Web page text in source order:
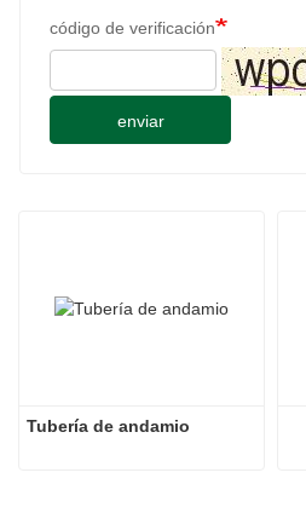
código de verificación
enviar
Tubería de andamio